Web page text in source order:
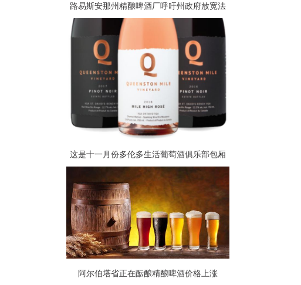
路易斯安那州精酿啤酒厂呼吁州政府放宽法
规
这是十一月份多伦多生活葡萄酒俱乐部包厢
里的东西
阿尔伯塔省正在酝酿精酿啤酒价格上涨